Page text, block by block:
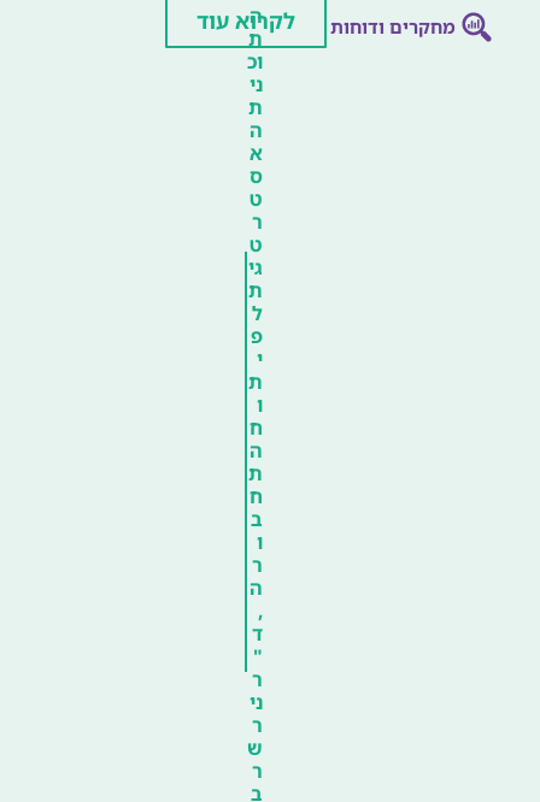
מחקרים ודוחות
ה
ת
וכ
ני
ת
ה
א
ס
ט
ר
ט
גי
ת
ל
פ
י
ת
ו
ח
ה
ת
ח
ב
ו
ר
ה
,
ד
"
ר
ני
ר
ש
ר
ב
לקרוא עוד